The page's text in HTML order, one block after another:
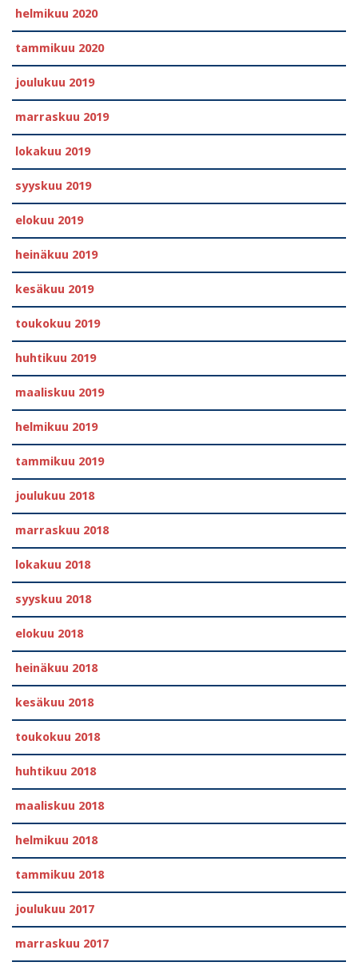
helmikuu 2020
tammikuu 2020
joulukuu 2019
marraskuu 2019
lokakuu 2019
syyskuu 2019
elokuu 2019
heinäkuu 2019
kesäkuu 2019
toukokuu 2019
huhtikuu 2019
maaliskuu 2019
helmikuu 2019
tammikuu 2019
joulukuu 2018
marraskuu 2018
lokakuu 2018
syyskuu 2018
elokuu 2018
heinäkuu 2018
kesäkuu 2018
toukokuu 2018
huhtikuu 2018
maaliskuu 2018
helmikuu 2018
tammikuu 2018
joulukuu 2017
marraskuu 2017